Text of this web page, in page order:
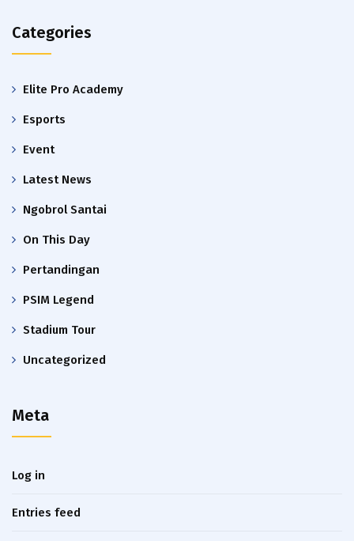
Categories
Elite Pro Academy
Esports
Event
Latest News
Ngobrol Santai
On This Day
Pertandingan
PSIM Legend
Stadium Tour
Uncategorized
Meta
Log in
Entries feed